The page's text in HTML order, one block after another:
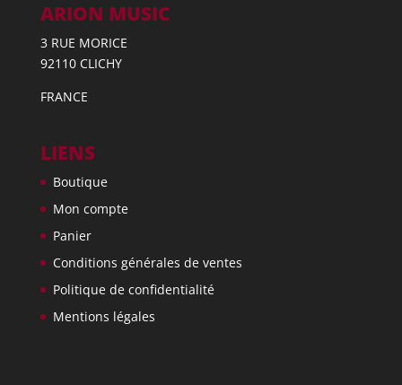
ARION MUSIC
3 RUE MORICE
92110 CLICHY
FRANCE
LIENS
Boutique
Mon compte
Panier
Conditions générales de ventes
Politique de confidentialité
Mentions légales